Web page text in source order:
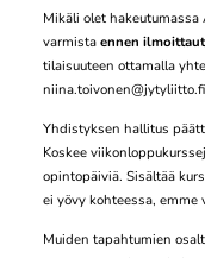
Mikäli olet
varmistaennen
tilaisuuteen ottamalla
niina.toivonen@jytyliitto.fi
Yhdistyksen hallitus
Koskee
opintopäiviä. Sisältää
ei yövy kohteessa, emme
Muiden tapahtumien